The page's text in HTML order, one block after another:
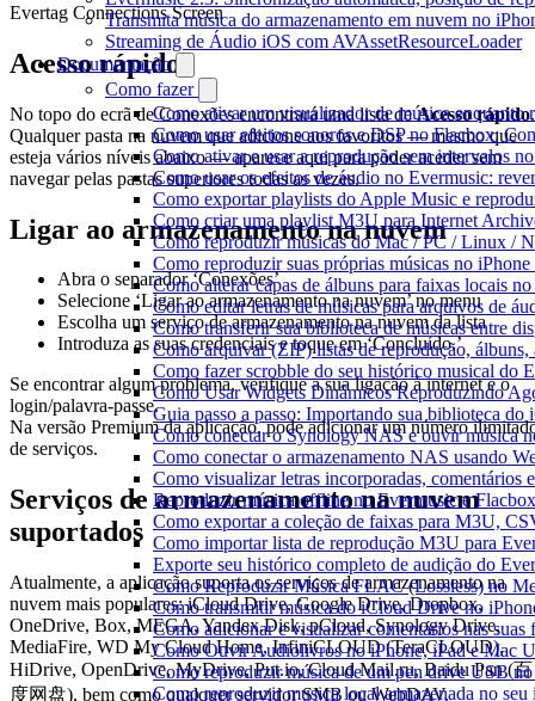
Transmita música do armazenamento em nuvem no
Streaming de Áudio iOS com AVAssetResourceLoader
Documentação
Como fazer
Como ativar um visualizador de música enquanto
Como usar efeitos sonoros e DSP no Flacbox:
Como ativar e usar a reprodução sem intervalos
Como usar os efeitos de áudio no Evermusic:
Como exportar playlists do Apple Music e
Como criar uma playlist M3U para Internet
Como reproduzir músicas do Mac / PC / Linux /
Como reproduzir suas próprias músicas no
Como alterar capas de álbuns para faixas locais
Como editar letras de músicas para arquivos de
Como transferir sua biblioteca de músicas entre
Como arquivar (ZIP) listas de reprodução,
Como fazer scrobble do seu histórico musical do
Como Usar Widgets Dinâmicos Reproduzindo
Guia passo a passo: Importando sua biblioteca
Como conectar o Synology NAS e ouvir música
Como conectar o armazenamento NAS usando
Como visualizar letras incorporadas,
Reproduzir música offline no Evermusic e
Como exportar a coleção de faixas para M3U,
Como importar lista de reprodução M3U para
Exporte seu histórico completo de audição do
Como Reproduzir Música FLAC (Lossless) no
Como transmitir música do iCloud Drive no
Como adicionar e visualizar comentários nas
Como Ouvir Audiolivros no iPhone, iPad e Mac
Como reproduzir música de um pen drive USB
Como reproduzir musica local armazenada no
Evertag Connections Screen
Acesso rápido
No topo do ecrã de Conexões encontrará uma lista deAcesso rápido.
Qualquer pasta na nuvem que adicione aos favoritos — mesmo que
esteja vários níveis abaixo — aparece aqui para poder aceder sem
navegar pelas pastas superiores todas as vezes.
Ligar ao armazenamento na nuvem
Abra o separador ‘Conexões’
Selecione ‘Ligar ao armazenamento na nuvem’ no menu
Escolha um serviço de armazenamento na nuvem da lista
Introduza as suas credenciais e toque em ‘Concluído.’
Se encontrar algum problema, verifique a sua ligação à internet e o
login/palavra-passe.
Na versão Premium da aplicação, pode adicionar um número
de serviços.
Serviços de armazenamento na nuvem
suportados
Atualmente, a aplicação suporta os serviços de armazenamento na
nuvem mais populares: iCloud Drive, Google Drive, Dropbox,
OneDrive, Box, MEGA, Yandex.Disk, pCloud, Synology Drive,
MediaFire, WD My Cloud Home, InfiniCLOUD (TeraCLOUD),
HiDrive, OpenDrive, MyDrive, Put.io, Cloud Mail.ru, Baidu Pan (百
度网盘), bem como qualquer servidor SMB ou WebDAV.